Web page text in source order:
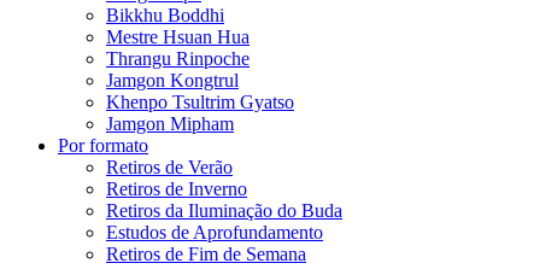
Bikkhu Boddhi
Mestre Hsuan Hua
Thrangu Rinpoche
Jamgon Kongtrul
Khenpo Tsultrim Gyatso
Jamgon Mipham
Por formato
Retiros de Verão
Retiros de Inverno
Retiros da Iluminação do Buda
Estudos de Aprofundamento
Retiros de Fim de Semana